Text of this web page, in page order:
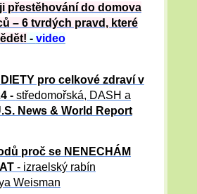
přestěhování do domova
– 6 tvrdých pravd, které
- video
pro celkové zdraví v
- středomořská, DASH a
News & World Report
ů proč se NENECHÁM
- izraelský rabín
Weisman